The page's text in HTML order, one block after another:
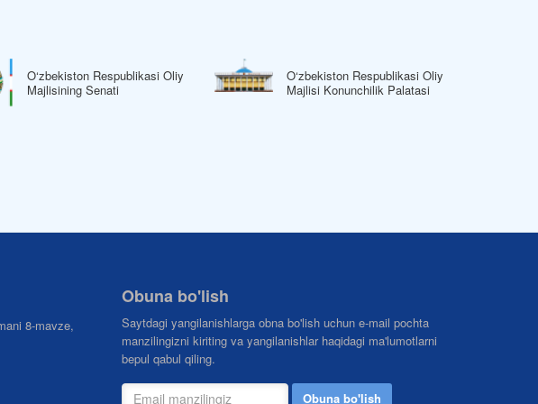
O‘zbekiston Respublikasi Oliy
Majlisining Senati
O‘zbekiston Respublikasi Oliy
Majlisi Konunchilik Palatasi
8-mavze,
Obuna bo'lish
Saytdagi yangilanishlarga obna bo'lish uchun e-mail pochta
manzilingizni kiriting va yangilanishlar haqidagi ma'lumotlarni
bepul qabul qiling.
Obuna bo'lish